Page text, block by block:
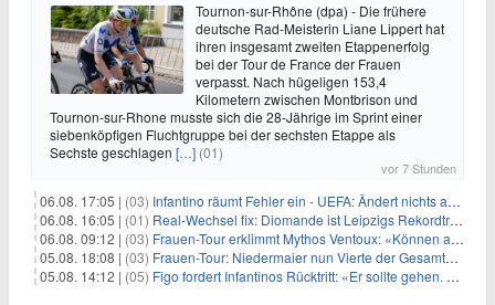
Tournon-sur-Rhône (dpa) - Die frühere
deutsche Rad-Meisterin Liane Lippert hat
ihren insgesamt zweiten Etappenerfolg
bei der Tour de France der Frauen
verpasst. Nach hügeligen 153,4
Kilometern zwischen Montbrison und
Tournon-sur-Rhone musste sich die 28-Jährige im Sprint einer
siebenköpfigen Fluchtgruppe bei der sechsten Etappe als
Sechste geschlagen […] (01)
vor 7 Stunden
06.08. 17:05 | (03) Infantino räumt Fehler ein - UEFA: Ändert nichts an Boykott
06.08. 16:05 | (01) Real-Wechsel fix: Diomande ist Leipzigs Rekordtransfer
06.08. 09:12 | (03) Frauen-Tour erklimmt Mythos Ventoux: «Können alles schaffen»
05.08. 18:08 | (03) Frauen-Tour: Niedermaier nun Vierte der Gesamtwertung
05.08. 14:12 | (05) Figo fordert Infantinos Rücktritt: «Er sollte gehen. Jetzt»